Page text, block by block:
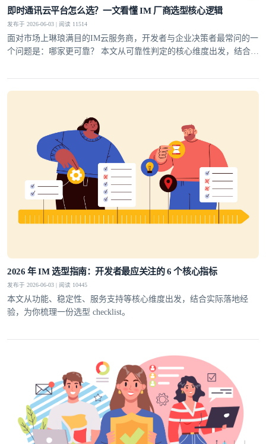
即时通讯云平台怎么选？一文看懂 IM 厂商选型核心逻辑
发布于 2026-06-03 | 阅读 11514
面对市场上琳琅满目的IM云服务商，开发者与企业决策者最常问的一
个问题是：哪家更可靠？ 本文从可靠性判定的核心维度出发，结合行
2026 年 IM 选型指南：开发者最应关注的 6 个核心指标
发布于 2026-06-03 | 阅读 10445
本文从功能、稳定性、服务支持等核心维度出发，结合实际落地经
验，为你梳理一份选型 checklist。